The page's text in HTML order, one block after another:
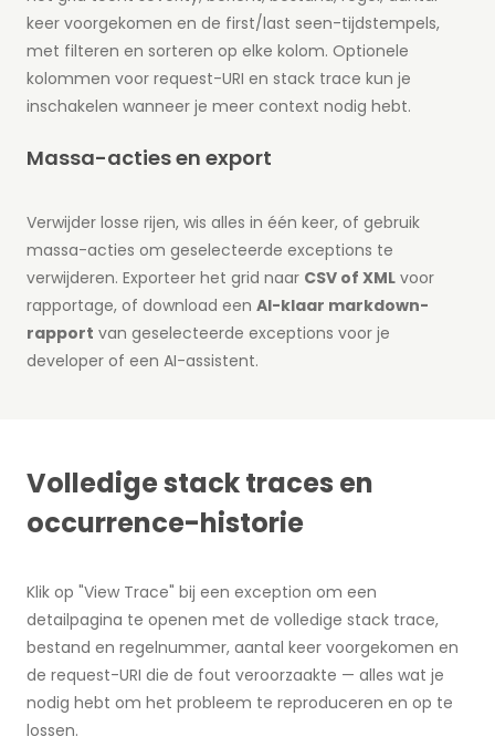
keer voorgekomen en de first/last seen-tijdstempels,
met filteren en sorteren op elke kolom. Optionele
kolommen voor request-URI en stack trace kun je
inschakelen wanneer je meer context nodig hebt.
Massa-acties en export
Verwijder losse rijen, wis alles in één keer, of gebruik
massa-acties om geselecteerde exceptions te
verwijderen. Exporteer het grid naar CSV of XML voor
rapportage, of download een AI-klaar markdown-
rapport van geselecteerde exceptions voor je
developer of een AI-assistent.
Volledige stack traces en
occurrence-historie
Klik op "View Trace" bij een exception om een
detailpagina te openen met de volledige stack trace,
bestand en regelnummer, aantal keer voorgekomen en
de request-URI die de fout veroorzaakte — alles wat je
nodig hebt om het probleem te reproduceren en op te
lossen.